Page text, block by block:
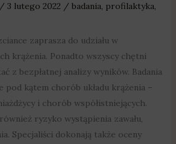
/ 3 lutego 2022 / badania, profilaktyka,
zaprasza do udziału w
krążenia. Ponadto wszyscy chętni
z bezpłatnej analizy wyników. Badania
pod kątem chorób układu krążenia –
i chorób współistniejących.
ryzyko wystąpienia zawału,
Specjaliści dokonają także oceny